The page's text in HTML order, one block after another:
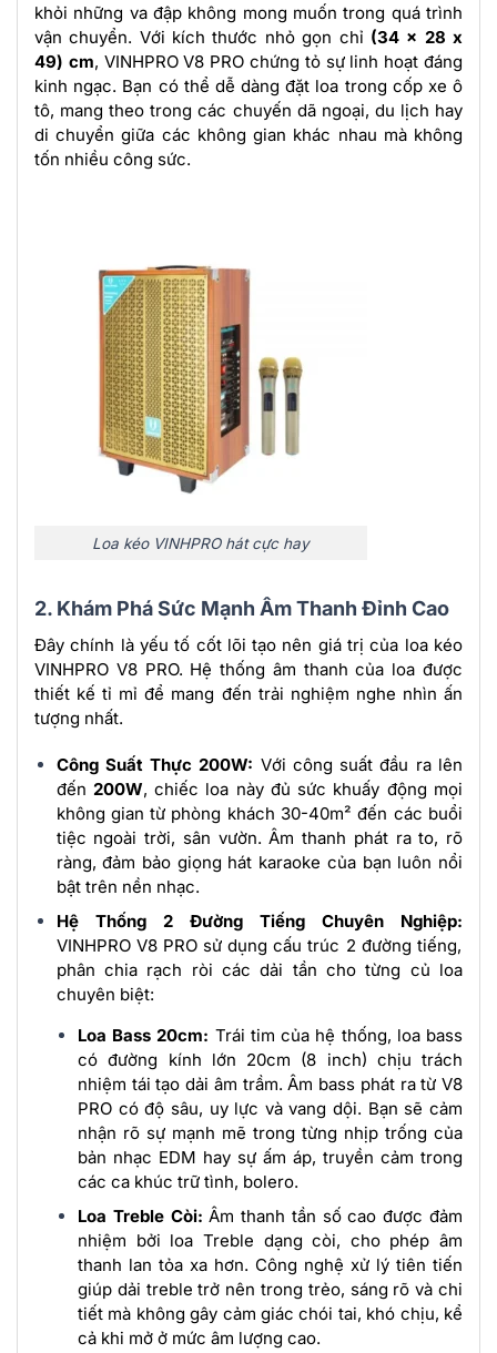
khỏi những va đập không mong muốn trong quá trình
vận chuyển. Với kích thước nhỏ gọn chỉ (34 x 28 x
49) cm, VINHPRO V8 PRO chứng tỏ sự linh hoạt đáng
kinh ngạc. Bạn có thể dễ dàng đặt loa trong cốp xe ô
tô, mang theo trong các chuyến dã ngoại, du lịch hay
di chuyển giữa các không gian khác nhau mà không
tốn nhiều công sức.
Loa kéo VINHPRO hát cực hay
2. Khám Phá Sức Mạnh Âm Thanh Đỉnh Cao
Đây chính là yếu tố cốt lõi tạo nên giá trị của loa kéo
VINHPRO V8 PRO. Hệ thống âm thanh của loa được
thiết kế tỉ mỉ để mang đến trải nghiệm nghe nhìn ấn
tượng nhất.
Công Suất Thực 200W: Với công suất đầu ra lên
đến 200W, chiếc loa này đủ sức khuấy động mọi
không gian từ phòng khách 30-40m² đến các buổi
tiệc ngoài trời, sân vườn. Âm thanh phát ra to, rõ
ràng, đảm bảo giọng hát karaoke của bạn luôn nổi
bật trên nền nhạc.
Hệ Thống 2 Đường Tiếng Chuyên Nghiệp:
VINHPRO V8 PRO sử dụng cấu trúc 2 đường tiếng,
phân chia rạch ròi các dải tần cho từng củ loa
chuyên biệt:
Loa Bass 20cm: Trái tim của hệ thống, loa bass
có đường kính lớn 20cm (8 inch) chịu trách
nhiệm tái tạo dải âm trầm. Âm bass phát ra từ V8
PRO có độ sâu, uy lực và vang dội. Bạn sẽ cảm
nhận rõ sự mạnh mẽ trong từng nhịp trống của
bản nhạc EDM hay sự ấm áp, truyền cảm trong
các ca khúc trữ tình, bolero.
Loa Treble Còi: Âm thanh tần số cao được đảm
nhiệm bởi loa Treble dạng còi, cho phép âm
thanh lan tỏa xa hơn. Công nghệ xử lý tiên tiến
giúp dải treble trở nên trong trẻo, sáng rõ và chi
tiết mà không gây cảm giác chói tai, khó chịu, kể
cả khi mở ở mức âm lượng cao.